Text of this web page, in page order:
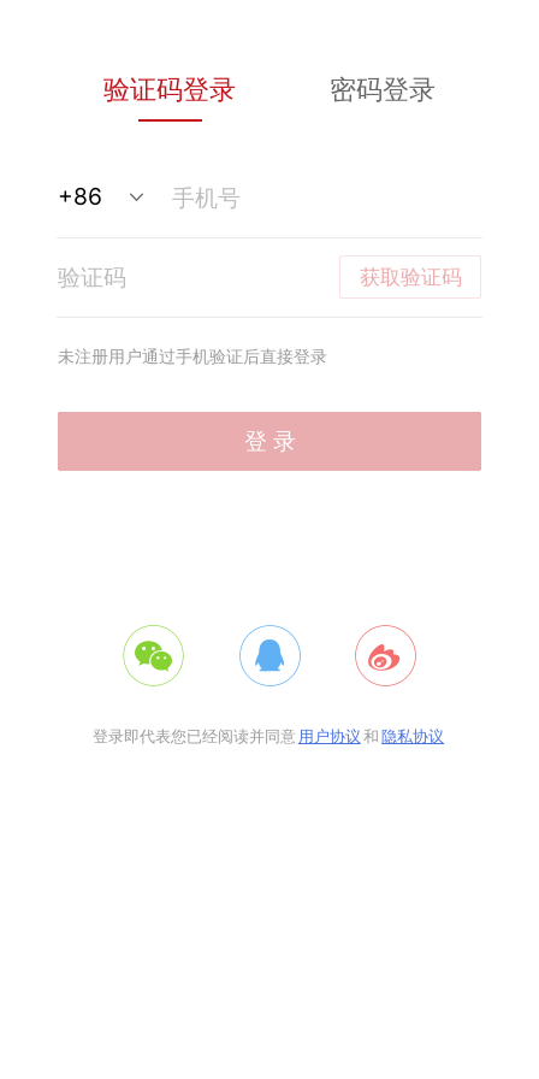
验证码登录 密码登录
获取验证码
未注册用户通过手机验证后直接登录
登 录
登录即代表您已经阅读并同意用户协议和隐私协议